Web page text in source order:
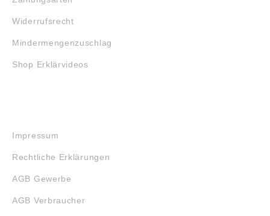
Widerrufsrecht
Mindermengenzuschlag
Shop Erklärvideos
Impressum
Rechtliche Erklärungen
AGB Gewerbe
AGB Verbraucher